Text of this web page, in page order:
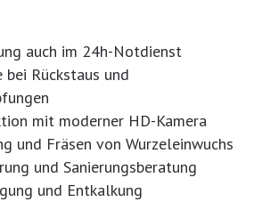
auch im 24h-Notdienst
Rückstaus und
mit moderner HD-Kamera
und Fräsen von Wurzeleinwuchs
und Sanierungsberatung
und Entkalkung